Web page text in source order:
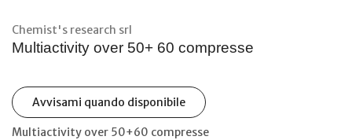
Chemist's research srl
Multiactivity over 50+ 60 compresse
Avvisami quando disponibile
Multiactivity over 50+60 compresse